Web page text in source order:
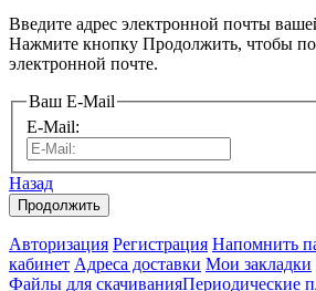
Введите адрес электронной почты
Нажмите кнопку Продолжить, чтобы
электронной почте.
Ваш E-Mail
E-Mail:
Назад
Авторизация Регистрация Напомнить
кабинет Адреса доставки Мои закладки
Файлы для скачиванияПериодические